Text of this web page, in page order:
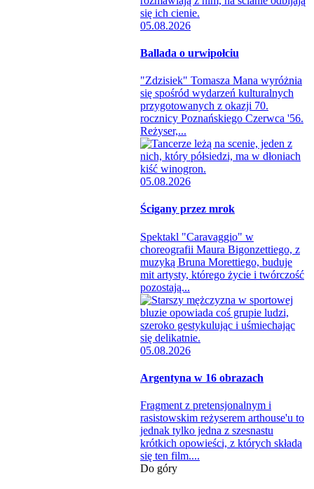
05.08.2026
Ballada o urwipołciu
"Zdzisiek" Tomasza Mana wyróżnia
się spośród wydarzeń kulturalnych
przygotowanych z okazji 70.
rocznicy Poznańskiego Czerwca '56.
Reżyser,...
05.08.2026
Ścigany przez mrok
Spektakl "Caravaggio" w
choreografii Maura Bigonzettiego, z
muzyką Bruna Morettiego, buduje
mit artysty, którego życie i twórczość
pozostają...
05.08.2026
Argentyna w 16 obrazach
Fragment z pretensjonalnym i
rasistowskim reżyserem arthouse'u to
jednak tylko jedna z szesnastu
krótkich opowieści, z których składa
się ten film....
Do góry